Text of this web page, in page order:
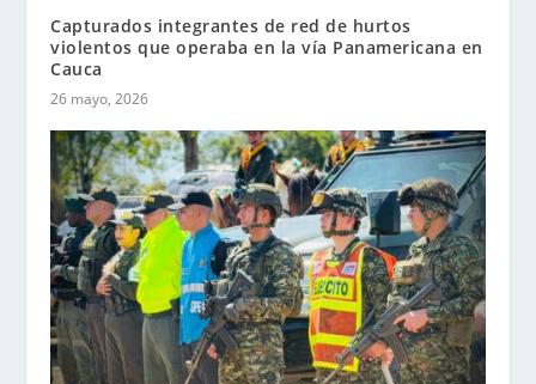
Capturados integrantes de red de hurtos
violentos que operaba en la vía Panamericana en
Cauca
26 mayo, 2026